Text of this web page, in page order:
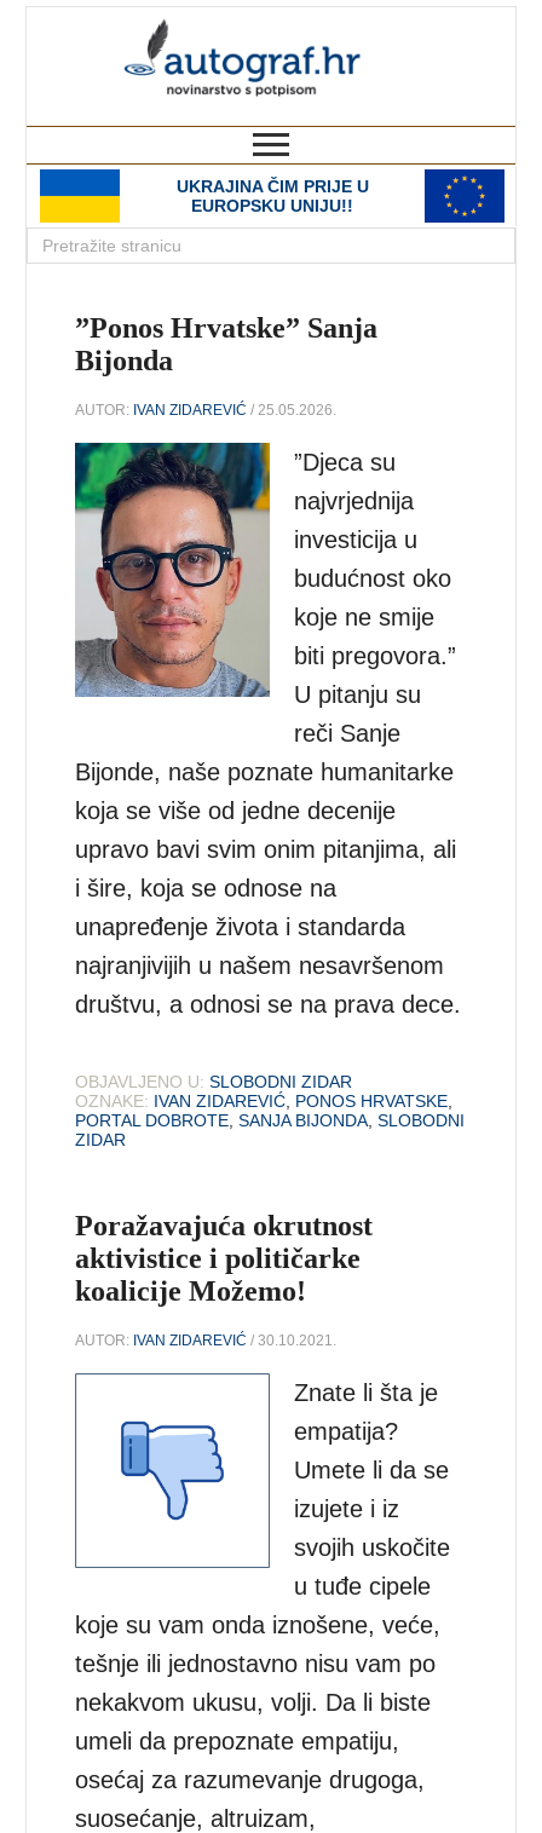
UKRAJINA ČIM PRIJE U
EUROPSKU UNIJU!!
”Ponos Hrvatske” Sanja
Bijonda
AUTOR: IVAN ZIDAREVIĆ / 25.05.2026.
”Djeca su
najvrjednija
investicija u
budućnost oko
koje ne smije
biti pregovora.”
U pitanju su
reči Sanje
Bijonde, naše poznate humanitarke
koja se više od jedne decenije
upravo bavi svim onim pitanjima, ali
i šire, koja se odnose na
unapređenje života i standarda
najranjivijih u našem nesavršenom
društvu, a odnosi se na prava dece.
OBJAVLJENO U: SLOBODNI ZIDAR
OZNAKE: IVAN ZIDAREVIĆ PONOS HRVATSKE
PORTAL DOBROTE ,SANJA BIJONDA ,SLOBODNI
ZIDAR
Poražavajuća okrutnost
aktivistice i političarke
koalicije Možemo!
AUTOR: IVAN ZIDAREVIĆ / 30.10.2021.
Znate li šta je
empatija?
Umete li da se
izujete i iz
svojih uskočite
u tuđe cipele
koje su vam onda iznošene, veće,
tešnje ili jednostavno nisu vam po
nekakvom ukusu, volji. Da li biste
umeli da prepoznate empatiju,
osećaj za razumevanje drugoga,
suosećanje, altruizam,